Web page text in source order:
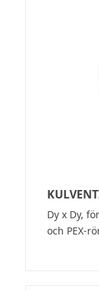
Dy x Dy,
och PEX-